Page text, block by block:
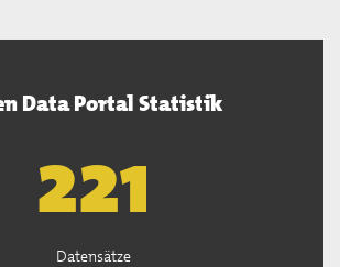
Data Portal Statistik
222
Datensätze